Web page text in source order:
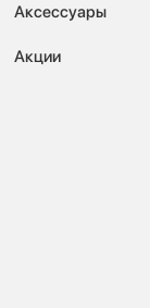
Аксессуары
Акции